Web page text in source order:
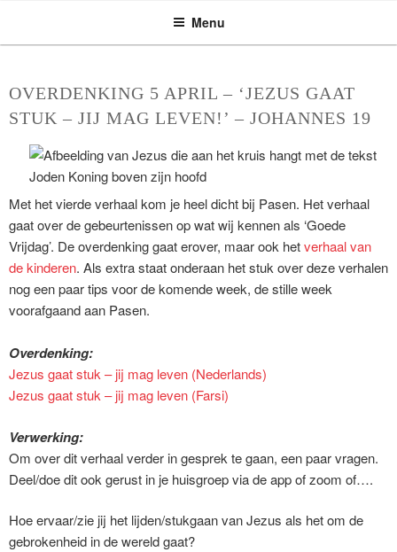
de
ASSEN ZOEKT Menu
OVERDENKING 5 APRIL – ‘JEZUS GAAT
STUK – JIJ MAG LEVEN!’ – JOHANNES 19
Met het vierde verhaal kom je heel dicht bij Pasen. Het verhaal
gaat over de gebeurtenissen op wat wij kennen als ‘Goede
Vrijdag’. De overdenking gaat erover, maar ook hetverhaal van
de kinderen. Als extra staat onderaan het stuk over deze verhalen
nog een paar tips voor de komende week, de stille week
voorafgaand aan Pasen.
Overdenking:
Jezus gaat stuk – jij mag leven (Nederlands)
Jezus gaat stuk – jij mag leven (Farsi)
Verwerking:
Om over dit verhaal verder in gesprek te gaan, een paar vragen.
Deel/doe dit ook gerust in je huisgroep via de app of zoom of….
Hoe ervaar/zie jij het lijden/stukgaan van Jezus als het om de
gebrokenheid in de wereld gaat?